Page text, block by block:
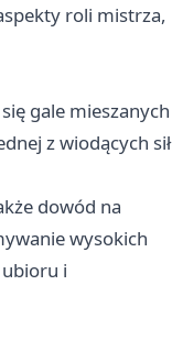
roli mistrza,
gale mieszanych
z wiodących sił
dowód na
wysokich
i